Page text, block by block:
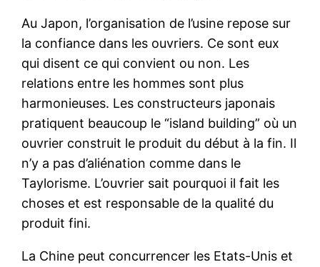
Au Japon, l’organisation de l’usine repose sur
la confiance dans les ouvriers. Ce sont eux
qui disent ce qui convient ou non. Les
relations entre les hommes sont plus
harmonieuses. Les constructeurs japonais
pratiquent beaucoup le “island building” où un
ouvrier construit le produit du début à la fin. Il
n’y a pas d’aliénation comme dans le
Taylorisme. L’ouvrier sait pourquoi il fait les
choses et est responsable de la qualité du
produit fini.
La Chine peut concurrencer les Etats-Unis et